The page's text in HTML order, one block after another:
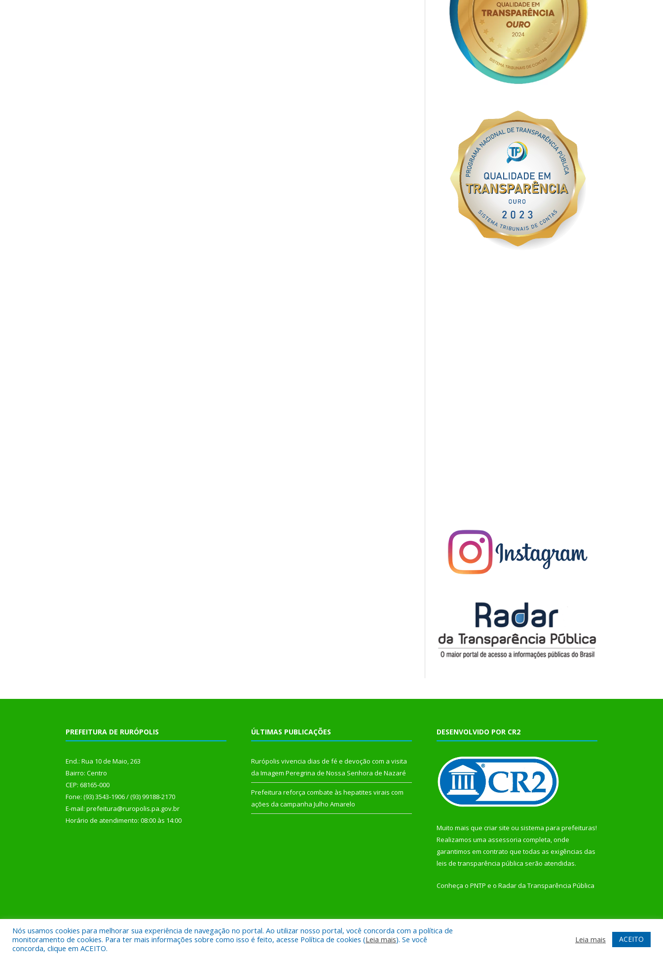
PREFEITURA DE RURÓPOLIS
End.: Rua 10 de Maio, 263
Bairro: Centro
CEP: 68165-000
Fone: (93) 3543-1906 / (93) 99188-2170
E-mail: prefeitura@ruropolis.pa.gov.br
Horário de atendimento: 08:00 às 14:00
ÚLTIMAS PUBLICAÇÕES
Rurópolis vivencia dias de fé e devoção com a visita
da Imagem Peregrina de Nossa Senhora de Nazaré
Prefeitura reforça combate às hepatites virais com
ações da campanha Julho Amarelo
DESENVOLVIDO POR CR2
Muito mais que criar site ou sistema para prefeituras!
Realizamos uma assessoria completa, onde
garantimos em contrato que todas as exigências das
leis de transparência pública serão atendidas.
Conheça o PNTP e o Radar da Transparência Pública
Todos os direitos reservados a Prefeitura Municipal de Rurópolis. Mapa do Site Acessar Webmail
Nós usamos cookies para melhorar sua experiência de navegação no portal. Ao utilizar nosso portal, você concorda com a política de
monitoramento de cookies. Para ter mais informações sobre como isso é feito, acesse Política de cookies (Leia mais). Se você
concorda, clique em ACEITO.
Leia mais ACEITO